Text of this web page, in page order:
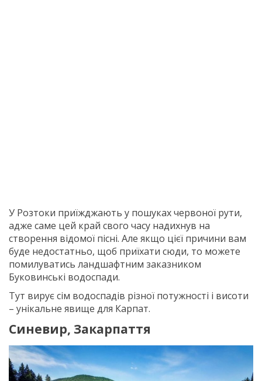
У Розтоки приїжджають у пошуках червоної рути,
адже саме цей край свого часу надихнув на
створення відомої пісні. Але якщо цієї причини вам
буде недостатньо, щоб приїхати сюди, то можете
помилуватись ландшафтним заказником
Буковинські водоспади.
Тут вирує сім водоспадів різної потужності і висоти
– унікальне явище для Карпат.
Синевир, Закарпаття